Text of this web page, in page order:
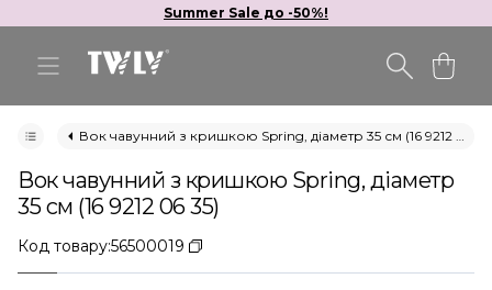
Summer Sale до -50%!
Вок чавунний з кришкою Spring, діаметр 35 см (16 9212 06 35)
Вок чавунний з кришкою Spring, діаметр
35 см (16 9212 06 35)
Код товару:56500019